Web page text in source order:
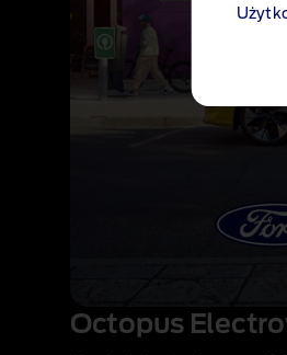
Octopus